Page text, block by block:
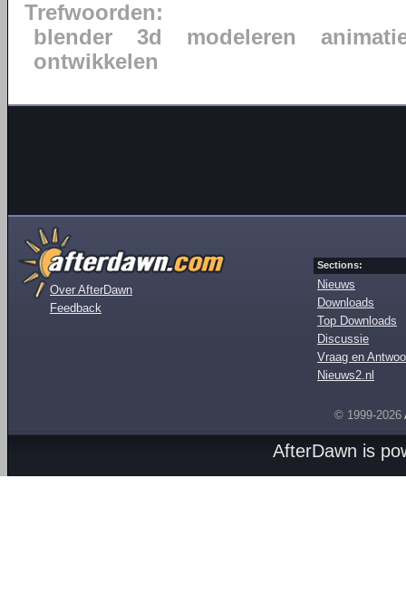
Trefwoorden:
blender
3d modeleren
ontwikkelen
Over AfterDawn
Feedback
Sections:
Nieuws
Downloads
Top Downloads
Discussie
Vraag en
Nieuws2.nl
© 1999-2026
AfterDawn is